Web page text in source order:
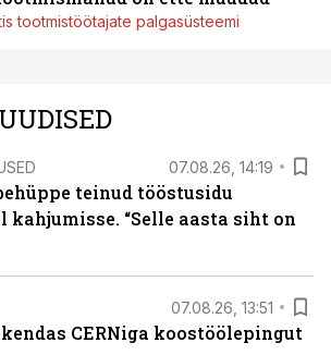
tootmistöötajate palgasüsteemi
07.08.26, 14:19
teinud tööstusidu
kahjumisse. “Selle aasta siht on
07.08.26, 13:51
CERNiga koostöölepingut